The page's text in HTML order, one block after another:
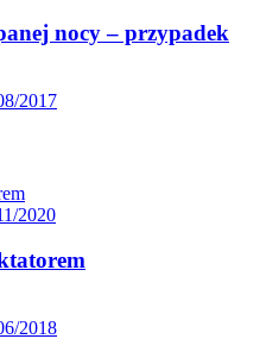
nocy – przypadek
2017
2020
2018